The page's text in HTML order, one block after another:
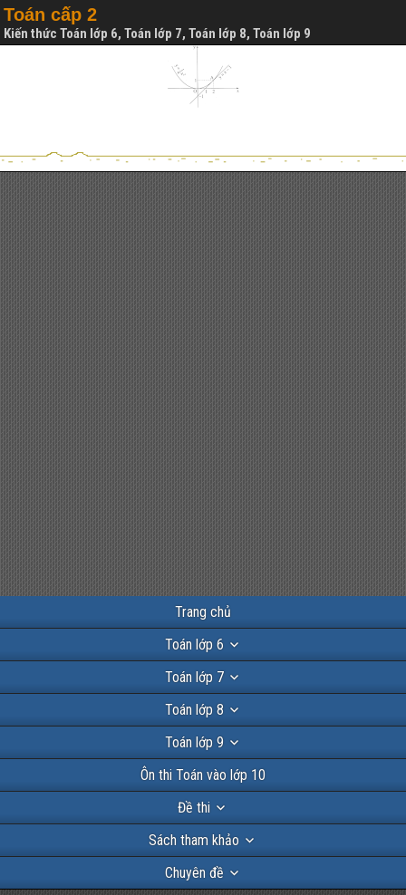
Toán cấp 2
Kiến thức Toán lớp 6, Toán lớp 7, Toán lớp 8, Toán lớp 9
Trang chủ
Toán lớp 6
Toán lớp 7
Toán lớp 8
Toán lớp 9
Ôn thi Toán vào lớp 10
Đề thi
Sách tham khảo
Chuyên đề